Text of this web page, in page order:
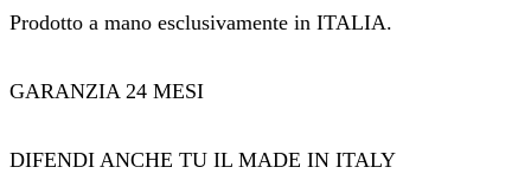
Prodotto a mano esclusivamente in ITALIA.
GARANZIA 24 MESI
DIFENDI ANCHE TU IL MADE IN ITALY